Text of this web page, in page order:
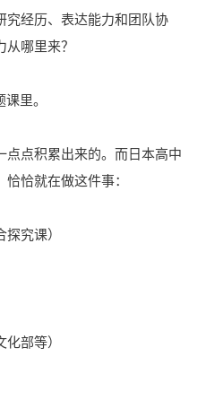
究经历、表达能力和团队协
哪里来？
里。
点点积累出来的。而日本高中
恰就在做这件事：
究课）
部等）